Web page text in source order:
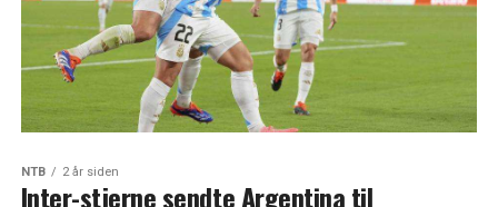
NTB 2 år siden
Inter-stjerne sendte Argentina til